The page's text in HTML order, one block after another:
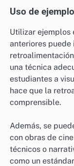
Uso de
Utilizar ejemplos
anteriores
una técnica
estudiantes a
hace que la
comprensible.
Además, se
con obras de
técnicos o
como un